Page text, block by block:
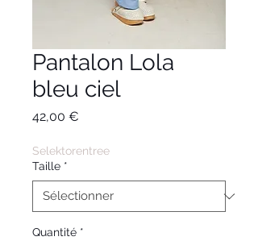
Pantalon Lola
bleu ciel
42,00 €
Selektorentree
Taille *
Quantité *